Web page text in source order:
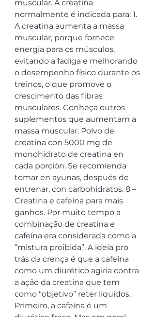
muscular. A creatina
normalmente é indicada para: 1.
A creatina aumenta a massa
muscular, porque fornece
energia para os músculos,
evitando a fadiga e melhorando
o desempenho físico durante os
treinos, o que promove o
crescimento das fibras
musculares. Conheça outros
suplementos que aumentam a
massa muscular. Polvo de
creatina con 5000 mg de
monohidrato de creatina en
cada porción. Se recomienda
tomar en ayunas, después de
entrenar, con carbohidratos. 8 –
Creatina e cafeína para mais
ganhos. Por muito tempo a
combinação de creatina e
cafeína era considerada como a
“mistura proibida”. A ideia pro
trás da crença é que a cafeína
como um diurético agiria contra
a ação da creatina que tem
como “objetivo” reter líquidos.
Primeiro, a cafeína é um